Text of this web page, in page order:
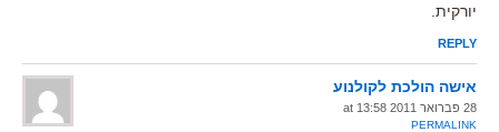
יורקית.
REPLY
אישה הולכת לקולנוע
28 פברואר 2011 at 13:58
PERMALINK